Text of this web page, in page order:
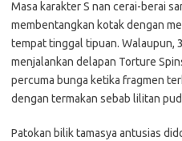
Masa karakter S nan cerai-berai
membentangkan kotak dengan
tempat tinggal tipuan. Walaupun,
menjalankan delapan Torture
percuma bunga ketika fragmen
dengan termakan sebab lilitan
Patokan bilik tamasya antusias